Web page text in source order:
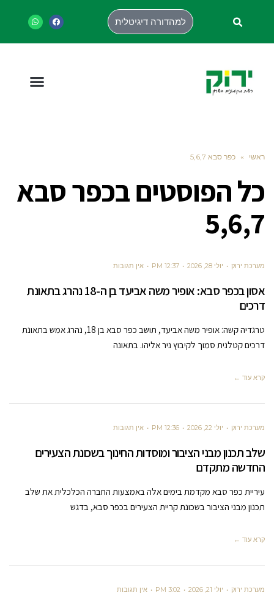
למהדורה דיגיטלית
ראשי » כפר סבא 5,6,7
כל הפוסטים בכפר סבא
5,6,7
מערכת ירוק יולי 28, 2026 12:37 PM אין תגובות
אסון בכפר סבא: אופיר משה אביעד בן ה-18 נהרג בתאונת
דרכים
טרגדיה קשה: אופיר משה אביעד, תושב כפר סבא בן 18, נהרג אמש בתאונת
דרכים קטלנית סמוך לקיבוץ ניר אליהו. בתאונה
קרא עוד ←
מערכת ירוק יולי 22, 2026 12:36 PM אין תגובות
שלב תכנון מבני הציבור ומוסדות החינוך בשכונת הצעירים
החדשה מתקדם
עיריית כפר סבא מקדמת בימים אלה באמצעות החברה הכלכלית את שלב
תכנון מבני הציבור בשכונת קריית הצעירים בכפר סבא, בדגש
קרא עוד ←
מערכת ירוק יולי 21, 2026 3:02 PM אין תגובות